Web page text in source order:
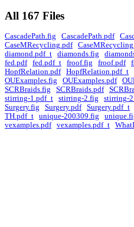
All 167 Files
CascadePath.fig CascadePath.pdf
CaseMRecycling.pdf
diamond.pdf_t
diamonds.fig
fed.pdf
fed.pdf_t froof.fig froof.pdf
HopfRelation.pdf
HopfRelation.pdf_t
OUExamples.fig
OUExamples.pdf
SCRBraids.fig
SCRBraids.pdf
stirring-1.pdf_t
stirring-2.fig stirring-
Surgery.fig
Surgery.pdf Surgery.pdf_t
TH.pdf_t
unique-200309.fig
vexamples.pdf
vexamples.pdf_t